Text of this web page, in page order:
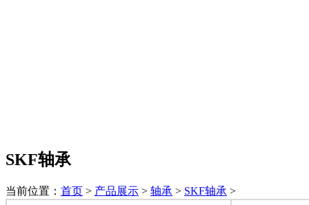
SKF轴承
当前位置： 首页 > 产品展示 > 轴承 > SKF轴承 >